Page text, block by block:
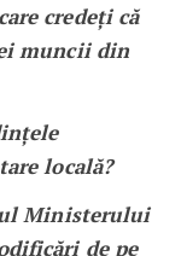
credeți că
muncii din
locală?
Ministerului
de pe